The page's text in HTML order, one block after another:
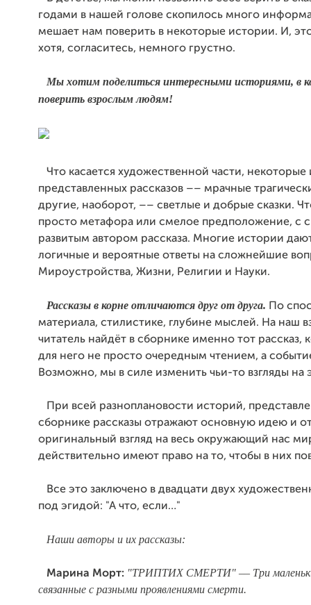
годами в нашей голове скопилось много
мешает нам поверить в некоторые истории. И,
хотя, согласитесь, немного грустно.
Мы хотим поделиться интересными историями, в
поверить взрослым людям!
Что касается художественной части, некоторые
представленных рассказов –– мрачные
другие, наоборот, –– светлые и добрые сказки.
просто метафора или смелое предположение, с
развитым автором рассказа. Многие истории
логичные и вероятные ответы на сложнейшие
Мироустройства, Жизни, Религии и Науки.
Рассказы в корне отличаются друг от друга. По
материала, стилистике, глубине мыслей. На наш
читатель найдёт в сборнике именно тот рассказ,
для него не просто очередным чтением, а
Возможно, мы в силе изменить чьи-то взгляды на
При всей разноплановости историй,
сборнике рассказы отражают основную идею и
оригинальный взгляд на весь окружающий нас
действительно имеют право на то, чтобы в них
Все это заключено в двадцати двух
под эгидой: "А что, если…"
Наши авторы и их рассказы:
Марина Морт: "ТРИПТИХ СМЕРТИ" –– Три
связанные с разными проявлениями смерти.